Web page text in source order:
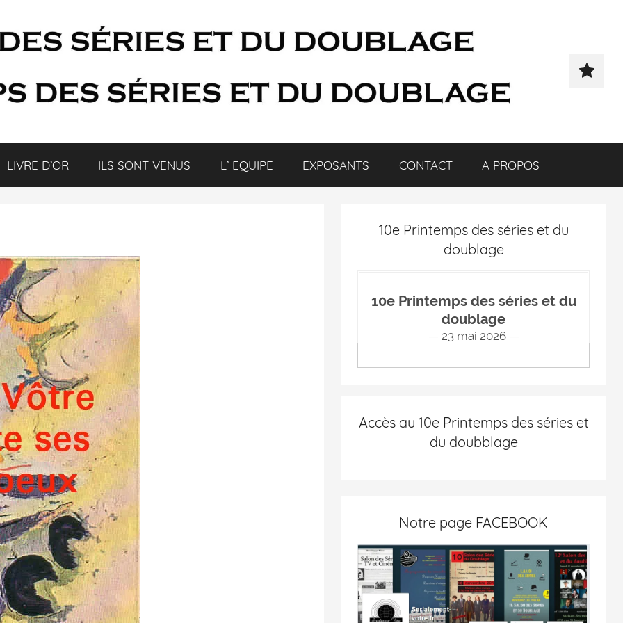
LIVRE D’OR ILS SONT VENUS L’ EQUIPE EXPOSANTS CONTACT A PROPOS
10e Printemps des séries et du
doublage
10e Printemps des séries et du
doublage
23 mai 2026
Accès au 10e Printemps des séries et
du doubblage
Notre page FACEBOOK